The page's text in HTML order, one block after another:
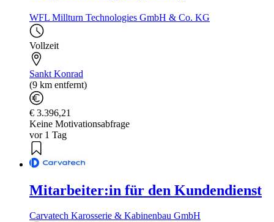
WFL Millturn Technologies GmbH & Co. KG
Vollzeit
Sankt Konrad
(9 km entfernt)
€ 3.396,21
Keine Motivationsabfrage
vor 1 Tag
Mitarbeiter:in für den Kundendienst
Carvatech Karosserie & Kabinenbau GmbH